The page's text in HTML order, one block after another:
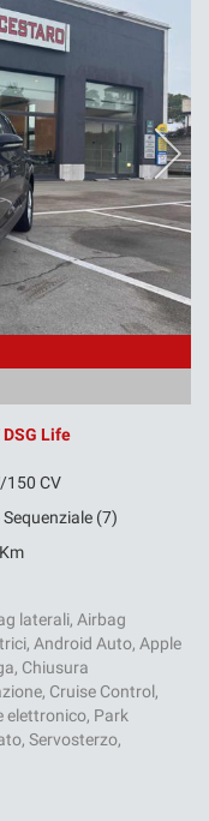
DSG Life
150 CV
(7)
laterali, Airbag
Android Auto, Apple
Chiusura
Cruise Control,
elettronico, Park
Servosterzo,